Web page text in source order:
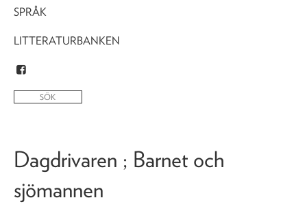
SPRÅK
LITTERATURBANKEN
Dagdrivaren ; Barnet och
sjömannen